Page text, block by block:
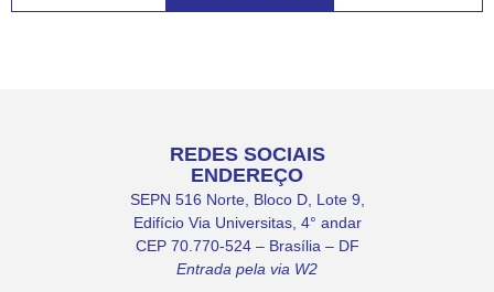
REDES SOCIAIS
ENDEREÇO
SEPN 516 Norte, Bloco D, Lote 9,
Edifício Via Universitas, 4° andar
CEP 70.770-524 – Brasília – DF
Entrada pela via W2